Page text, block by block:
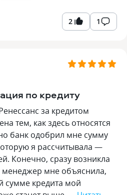
2 1
по кредиту
за кредитом
тем, как здесь относятся
банк одобрил мне сумму
я рассчитывала —
Конечно, сразу возникла
менеджер мне объяснила,
сумме кредита мой